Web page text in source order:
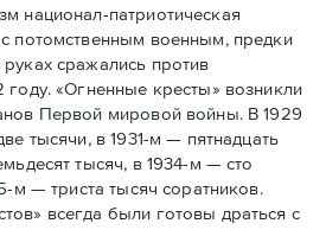
национал-патриотическая
потомственным военным, предки
сражались против
году. «Огненные кресты» возникли
Первой мировой войны. В 1929
тысячи, в 1931-м — пятнадцать
тысяч, в 1934-м — сто
м — триста тысяч соратников.
всегда были готовы драться с